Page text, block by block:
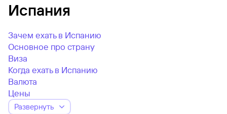
Испания
Зачем ехать в Испанию
Основное про страну
Виза
Когда ехать в Испанию
Валюта
Цены
Развернуть